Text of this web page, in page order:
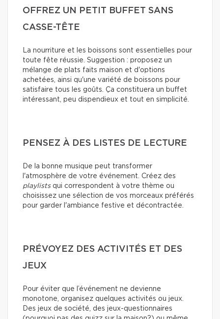
OFFREZ UN PETIT BUFFET SANS
CASSE-TÊTE
La nourriture et les boissons sont essentielles pour
toute fête réussie. Suggestion : proposez un
mélange de plats faits maison et d'options
achetées, ainsi qu'une variété de boissons pour
satisfaire tous les goûts. Ça constituera un buffet
intéressant, peu dispendieux et tout en simplicité.
PENSEZ À DES LISTES DE LECTURE
De la bonne musique peut transformer
l'atmosphère de votre événement. Créez des
playlistsqui correspondent à votre thème ou
choisissez une sélection de vos morceaux préférés
pour garder l'ambiance festive et décontractée.
PRÉVOYEZ DES ACTIVITÉS ET DES
JEUX
Pour éviter que l’événement ne devienne
monotone, organisez quelques activités ou jeux.
Des jeux de société, des jeux-questionnaires